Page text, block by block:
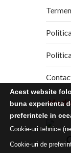
Acest website
buna experienta
preferintele in
Cookie-uri tehnice
Cookie-uri de